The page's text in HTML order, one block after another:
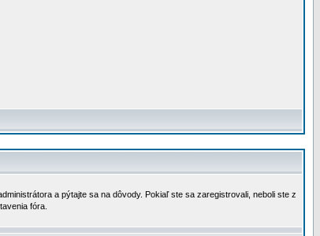
a pýtajte sa na dôvody. Pokiaľ ste sa zaregistrovali, neboli ste z
fóra.